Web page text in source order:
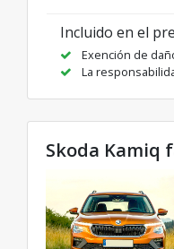
Incluido en el
Exención de
La
Skoda Kamiq